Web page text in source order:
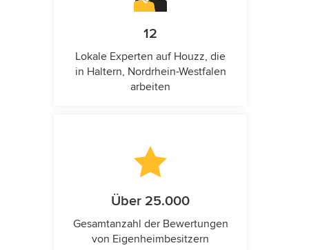
12
Lokale Experten auf Houzz, die
in Haltern, Nordrhein-Westfalen
arbeiten
Über 25.000
Gesamtanzahl der Bewertungen
von Eigenheimbesitzern